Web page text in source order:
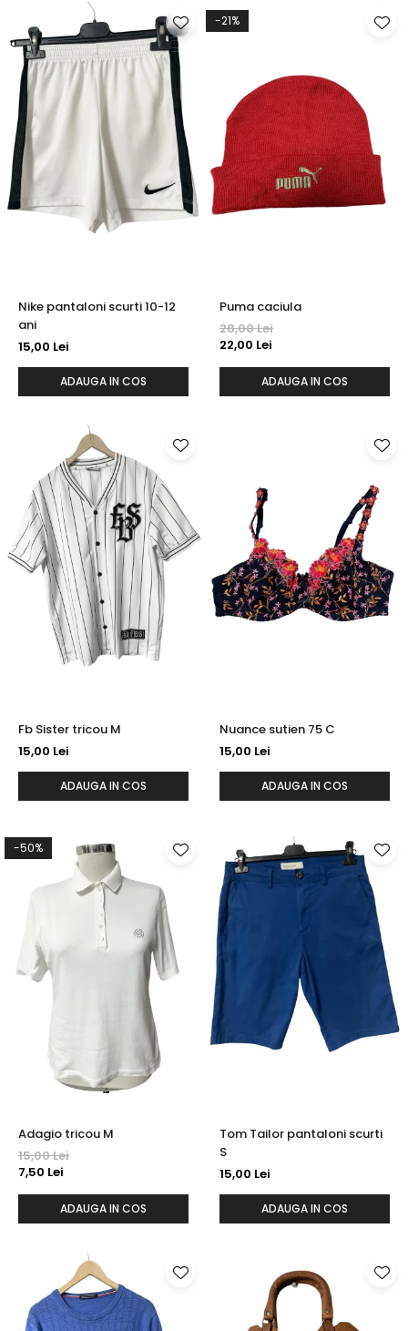
Nike pantaloni scurti 10-12
ani
15,00 Lei
ADAUGA IN COS
-21%
Puma caciula
28,00 Lei
22,00 Lei
ADAUGA IN COS
Fb Sister tricou M
15,00 Lei
ADAUGA IN COS
Nuance sutien 75 C
15,00 Lei
ADAUGA IN COS
-50%
Adagio tricou M
15,00 Lei
7,50 Lei
ADAUGA IN COS
Tom Tailor pantaloni scurti
S
15,00 Lei
ADAUGA IN COS